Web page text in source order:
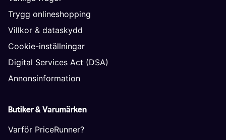
Trygg onlineshopping
Villkor & dataskydd
Cookie-inställningar
Digital Services Act (DSA)
Annonsinformation
Butiker & Varumärken
Varför PriceRunner?